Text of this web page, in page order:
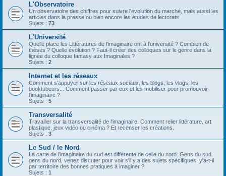
L'Observatoire
Un observatoire des chiffres pour suivre l'évolution du marché, mais aussi les
articles dans la presse ou bien encore les études de lectorats
Sujets : 73
L'Université
Quelle place les Littératures de l'imaginaire ont à l'université ? Combien de
thèses ? Quelle évolution ? Faut-il créer des colloques sur le genre dans la
lignée du colloque fantasy aux Imaginales ?
Sujets : 2
Internet et les réseaux
Comment s'appuyer sur les réseaux sociaux, les blogs, les vlogs, les
booktubeurs... Comment passer par eux et les mobiliser pour promouvoir
l'imaginaire ?
Sujets : 5
Transversalité
Travailler sur la transversalité de l'imaginaire. Comment relier littérature, art
plastique, jeux vidéo ou cinéma ? Et recenser les créations.
Sujets : 3
Le Sud / le Nord
La carte de l'imaginaire du sud est différente de celle du nord. Gens du sud,
gens du nord, venez discuter pour voir s'il y a des sujets spécifiques. y'a-t-il
par territoire des bonnes pratiques à imaginer ?
Sujets : 1